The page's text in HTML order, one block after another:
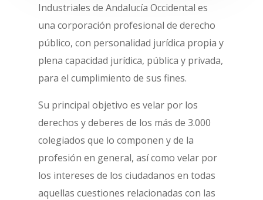
Industriales de Andalucía Occidental es
una corporación profesional de derecho
público, con personalidad jurídica propia y
plena capacidad jurídica, pública y privada,
para el cumplimiento de sus fines.
Su principal objetivo es velar por los
derechos y deberes de los más de 3.000
colegiados que lo componen y de la
profesión en general, así como velar por
los intereses de los ciudadanos en todas
aquellas cuestiones relacionadas con las